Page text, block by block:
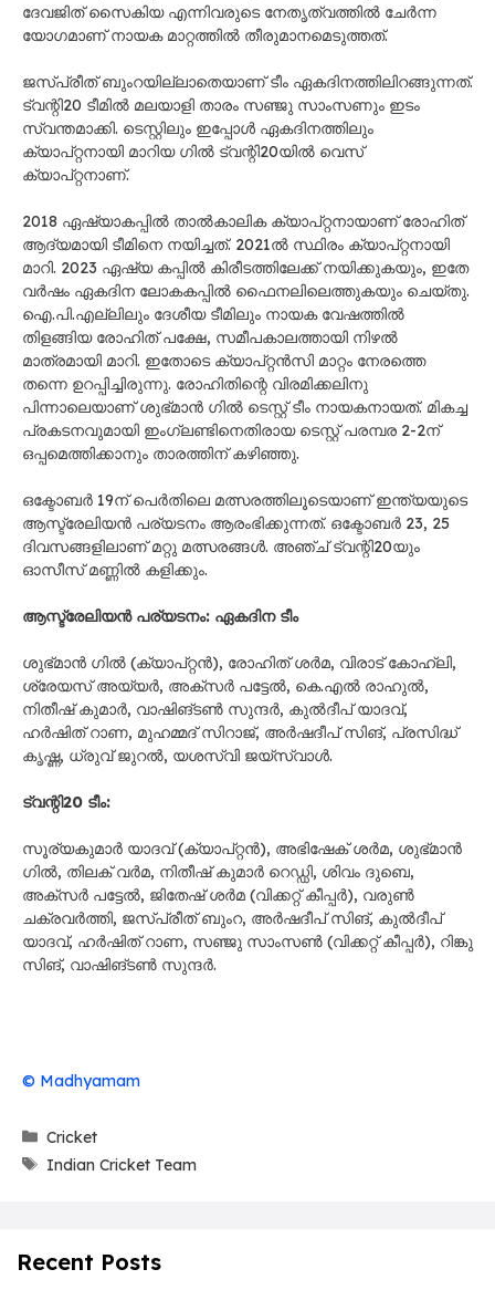
ദേവജിത് സൈകിയ എന്നിവരുടെ നേതൃത്വത്തിൽ ചേർന്ന
യോഗമാണ് നായക മാറ്റത്തിൽ തീരുമാനമെടുത്തത്.
ജസ്പ്രീത് ബുംറയില്ലാതെയാണ് ടീം ഏകദിനത്തിലിറങ്ങുന്നത്.
ട്വന്റി20 ടീമിൽ മലയാളി താരം സഞ്ജു സാംസണും ഇടം
സ്വന്തമാക്കി. ടെസ്റ്റിലും ഇപ്പോൾ ഏകദിനത്തിലും
ക്യാപ്റ്റനായി മാറിയ ഗിൽ ട്വന്റി20യിൽ വെസ്
ക്യാപ്റ്റനാണ്.
2018 ഏഷ്യാകപ്പിൽ താൽകാലിക ക്യാപ്റ്റനായാണ് രോഹിത്
ആദ്യമായി ടീമിനെ നയിച്ചത്. 2021ൽ സ്ഥിരം ക്യാപ്റ്റനായി
മാറി. 2023 ഏഷ്യ കപ്പിൽ കിരീടത്തിലേക്ക് നയിക്കുകയും, ഇതേ
വർഷം ഏകദിന ലോകകപ്പിൽ ഫൈനലിലെത്തുകയും ചെയ്തു.
ഐ.പി.എല്ലിലും ദേശീയ ടീമിലും നായക വേഷത്തിൽ
തിളങ്ങിയ രോഹിത് പക്ഷേ, സമീപകാലത്തായി നിഴൽ
മാത്രമായി മാറി. ഇതോടെ ക്യാപ്റ്റൻസി മാറ്റം നേരത്തെ
തന്നെ ഉറപ്പിച്ചിരുന്നു. രോഹിതിന്റെ വിരമിക്കലിനു
പിന്നാലെയാണ് ശുഭ്മാൻ ഗിൽ ടെസ്റ്റ് ടീം നായകനായത്. മികച്ച
പ്രകടനവുമായി ഇംഗ്ലണ്ടിനെതിരായ ടെസ്റ്റ് പരമ്പര 2-2ന്
ഒപ്പമെത്തിക്കാനും താരത്തിന് കഴിഞ്ഞു.
ഒക്ടോബർ 19ന് പെർതിലെ മത്സരത്തിലൂടെയാണ് ഇന്ത്യയുടെ
ആസ്ട്രേലിയൻ പര്യടനം ആരംഭിക്കുന്നത്. ഒക്ടോബർ 23, 25
ദിവസങ്ങളിലാണ് മറ്റു മത്സരങ്ങൾ. അഞ്ച് ട്വന്റി20യും
ഓസീസ് മണ്ണിൽ കളിക്കും.
ആസ്ട്രേലിയൻ പര്യടനം: ഏകദിന ടീം
ശുഭ്മാൻ ഗിൽ (ക്യാപ്റ്റൻ), രോഹിത് ശർമ, വിരാട് കോഹ്‍ലി,
ശ്രേയസ് അയ്യർ, അക്സർ പട്ടേൽ, കെ.എൽ രാഹുൽ,
നിതീഷ് കുമാർ, വാഷിങ്ടൺ സുന്ദർ, കുൽദീപ് യാദവ്,
ഹർഷിത് റാണ, മുഹമ്മദ് സിറാജ്, അർഷദീപ് സിങ്, പ്രസിദ്ധ്
കൃഷ്ണ, ധ്രുവ് ജുറൽ, യശസ്വി ജയ്സ്വാൾ.
ട്വന്റി20 ടീം:
സൂര്യകുമാർ യാദവ് (ക്യാപ്റ്റൻ), അഭിഷേക് ശർമ, ശുഭ്മാൻ
ഗിൽ, തിലക് വർമ, നിതീഷ് കുമാർ റെഡ്ഡി, ശിവം ദുബെ,
അക്സർ പട്ടേൽ, ജിതേഷ് ശർമ (വിക്കറ്റ് കീപ്പർ), വരുൺ
ചക്രവർത്തി, ജസ്പ്രീത് ബുംറ, അർഷദീപ് സിങ്, കുൽദീപ്
യാദവ്, ഹർഷിത് റാണ, സഞ്ജു സാംസൺ (വിക്കറ്റ് കീപ്പർ), റിങ്കു
സിങ്, വാഷിങ്ടൺ സുന്ദർ.
© Madhyamam
Categories
Cricket
Tags
Indian Cricket Team
Recent Posts